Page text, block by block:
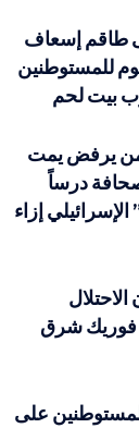
طاقم إسعاف
للمستوطنين
بيت لحم
يرفض يمت
درساً
إزاء
فوريك شرق
على